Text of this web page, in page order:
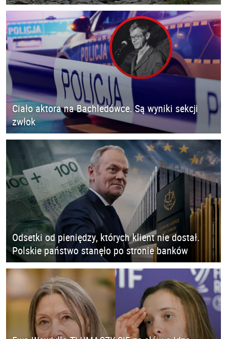
Ciało aktora na Bachledówce. Są wyniki sekcji
zwłok
Odsetki od pieniędzy, których klient nie dostał.
Polskie państwo stanęło po stronie banków